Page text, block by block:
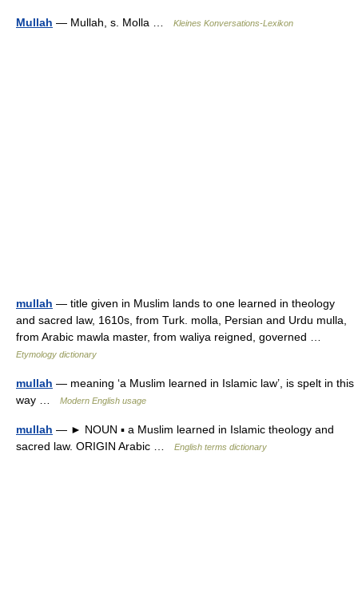
Mullah — Mullah, s. Molla … Kleines Konversations-Lexikon
mullah — title given in Muslim lands to one learned in theology
and sacred law, 1610s, from Turk. molla, Persian and Urdu mulla,
from Arabic mawla master, from waliya reigned, governed …
Etymology dictionary
mullah — meaning ‘a Muslim learned in Islamic law’, is spelt in this
way …
Modern English usage
mullah — ► NOUN ▪ a Muslim learned in Islamic theology and
sacred law. ORIGIN Arabic …
English terms dictionary